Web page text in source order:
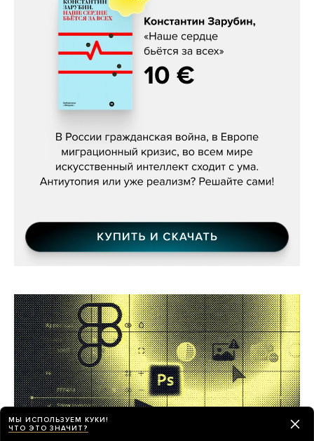
Константин Зарубин, «Наше сердце
МЫ ИСПОЛЬЗУЕМ КУКИ!
ЧТО ЭТО ЗНАЧИТ?